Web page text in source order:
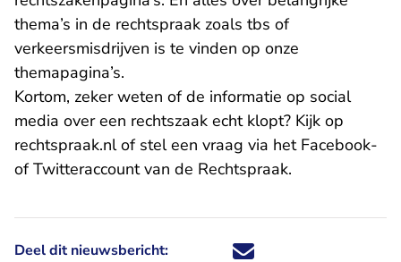
thema’s in de rechtspraak zoals tbs of
verkeersmisdrijven is te vinden op onze
themapagina’s.
Kortom, zeker weten of de informatie op social
media over een rechtszaak echt klopt? Kijk op
rechtspraak.nl of stel een vraag via het Facebook- U
-
ofTwitteraccount- U verlaat Rechtspraak.nl
van de Rechtspraak.
Deel dit nieuwsbericht: Deel dit nieuwsbericht via X -
Deel dit nieuwsbericht via
Deel dit nieuwsbericht
Deel dit